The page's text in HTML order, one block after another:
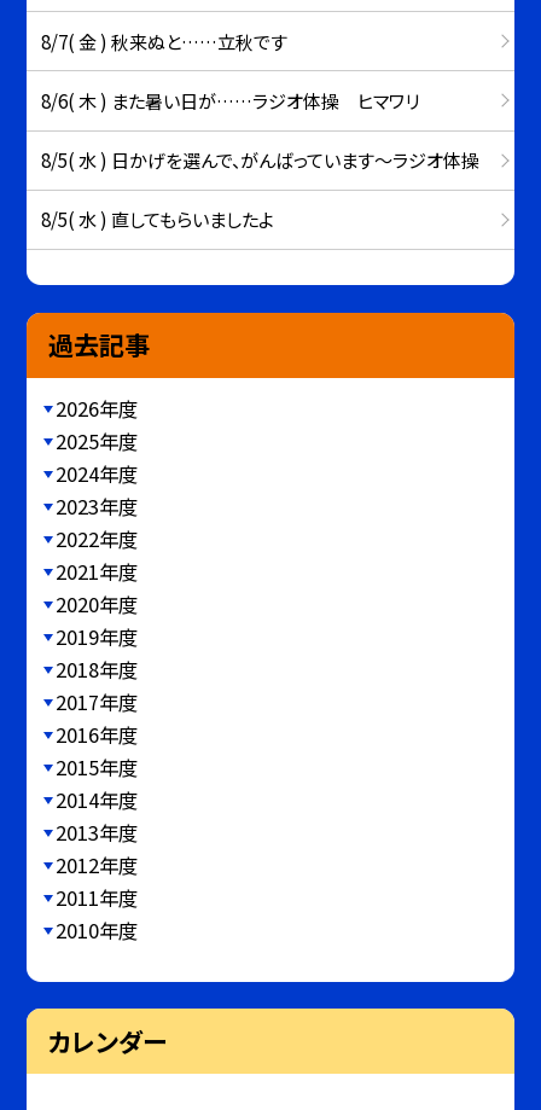
8/7( 金 ) 秋来ぬと……立秋です
8/6( 木 ) また暑い日が……ラジオ体操 ヒマワリ
8/5( 水 ) 日かげを選んで、がんばっています～ラジオ体操
8/5( 水 ) 直してもらいましたよ
過去記事
2026年度
2025年度
2024年度
2023年度
2022年度
2021年度
2020年度
2019年度
2018年度
2017年度
2016年度
2015年度
2014年度
2013年度
2012年度
2011年度
2010年度
カレンダー